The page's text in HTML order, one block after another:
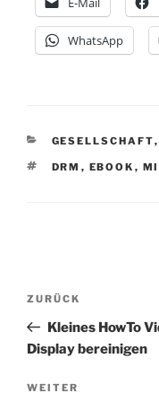
WhatsApp
KATEGORIEN
GESELLSCHAFT,
SCHLAGWÖRTER
DRM , EBOOK ,
Vorheriger
Beitrag
ZURÜCK
Kleines HowTo
Display bereinigen
Nächster
WEITER